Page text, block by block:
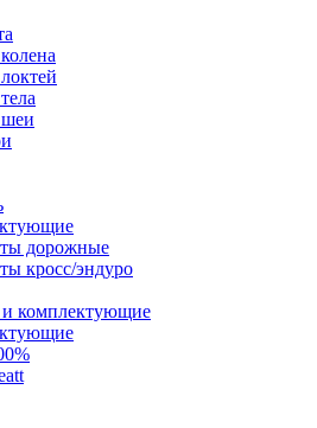
дорожные
кросс/эндуро
комплектующие